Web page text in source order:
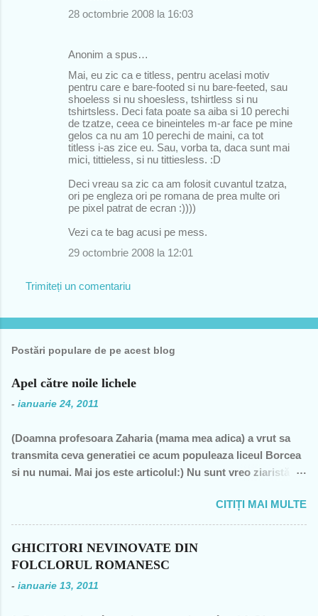
28 octombrie 2008 la 16:03
Anonim a spus…
Mai, eu zic ca e titless, pentru acelasi motiv
pentru care e bare-footed si nu bare-feeted, sau
shoeless si nu shoesless, tshirtless si nu
tshirtsless. Deci fata poate sa aiba si 10 perechi
de tzatze, ceea ce bineinteles m-ar face pe mine
gelos ca nu am 10 perechi de maini, ca tot
titless i-as zice eu. Sau, vorba ta, daca sunt mai
mici, tittieless, si nu tittiesless. :D
Deci vreau sa zic ca am folosit cuvantul tzatza,
ori pe engleza ori pe romana de prea multe ori
pe pixel patrat de ecran :))))
Vezi ca te bag acusi pe mess.
29 octombrie 2008 la 12:01
Trimiteți un comentariu
Postări populare de pe acest blog
Apel către noile lichele
- ianuarie 24, 2011
(Doamna profesoara Zaharia (mama mea adica) a vrut sa
transmita ceva generatiei ce acum populeaza liceul Borcea
si nu numai. Mai jos este articolul:) Nu sunt vreo ziaristă
partid- n-am fost decât membră a PCR, câteva luni în 1989,
şi mi-a ajuns şi pentru perioada de după 1989-, nu sunt
scoate şi tâmpiţi în urma prestaţiei sale- asa cum rezultă
CITIȚI MAI MULTE
GHICITORI NEVINOVATE DIN
FOLCLORUL ROMANESC
- ianuarie 13, 2011